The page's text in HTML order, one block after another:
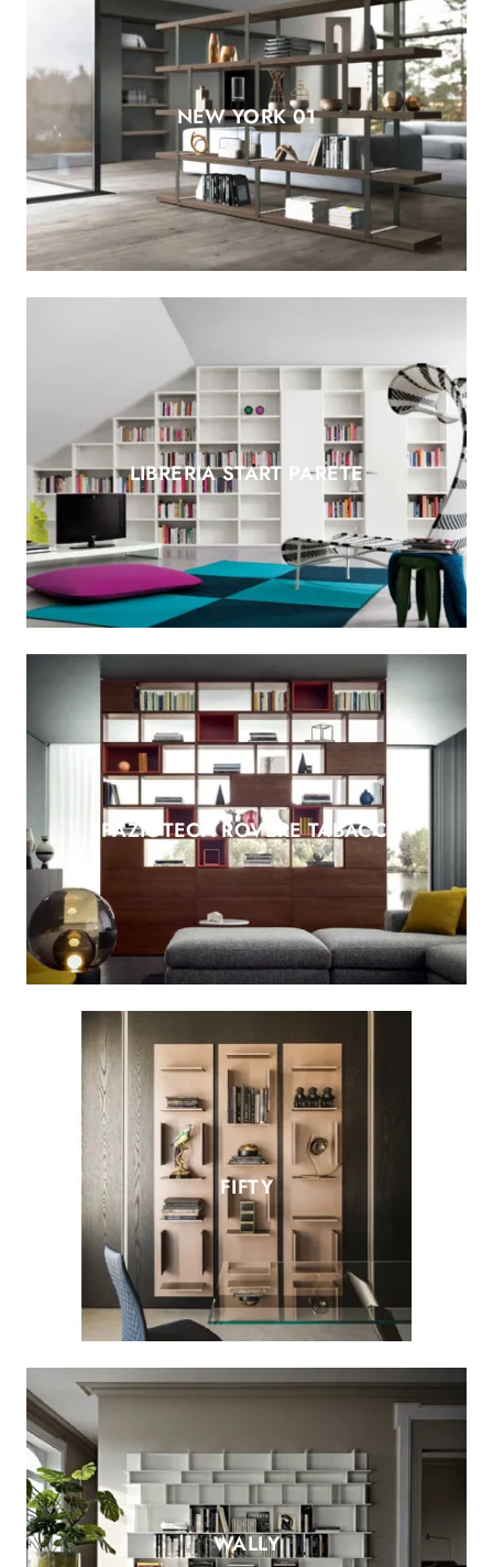
NEW YORK 01
LIBRERIA START PARETE
SPAZIOTECA ROVERE TABACCO
FIFTY
WALLY